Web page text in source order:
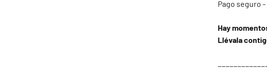
Pago seguro -
Hay
Llévala